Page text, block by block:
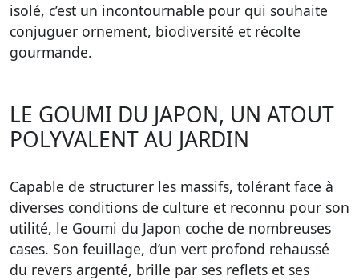
isolé, c’est un incontournable pour qui souhaite
conjuguer ornement, biodiversité et récolte
gourmande.
LE GOUMI DU JAPON, UN ATOUT
POLYVALENT AU JARDIN
Capable de structurer les massifs, tolérant face à
diverses conditions de culture et reconnu pour son
utilité, le Goumi du Japon coche de nombreuses
cases. Son feuillage, d’un vert profond rehaussé
du revers argenté, brille par ses reflets et ses